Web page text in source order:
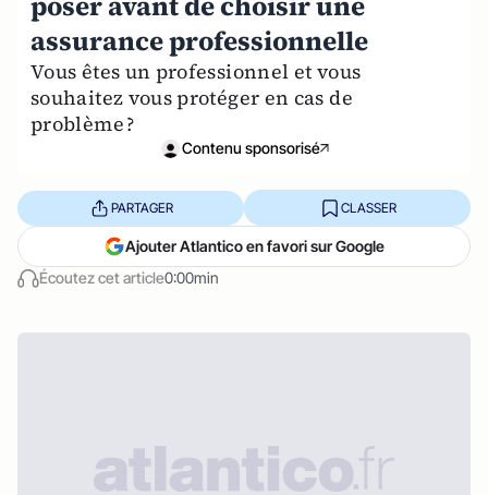
assurance professionnelle
Vous êtes un professionnel et vous
souhaitez vous protéger en cas de
problème ?
Contenu sponsorisé
Écoutez cet article0:00min
PARTAGER CLASSER
Ajouter Atlantico en favori sur Google